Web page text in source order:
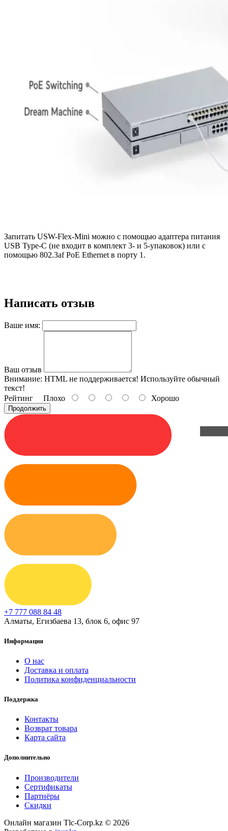
Запитать USW-Flex-Mini можно с помощью адаптера питания
USB Type-C (не входит в комплект 3- и 5-упаковок) или с
помощью 802.3af PoE Ethernet в порту 1.
Написать отзыв
Ваше имя:
Ваш отзыв
Внимание: HTML не поддерживается! Используйте обычный
текст!
Рейтинг Плохо Хорошо
Продолжить
+7 777 088 84 48
Алматы, Егизбаева 13, блок 6, офис 97
Информация
О нас
Доставка и оплата
Политика конфиденциальности
Поддержка
Контакты
Возврат товара
Карта сайта
Дополнительно
Производители
Сертификаты
Партнёры
Скидки
Онлайн магазин Tlc-Corp.kz © 2026